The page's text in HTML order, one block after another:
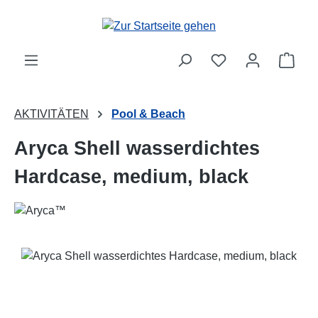
Zum Hauptinhalt springen
AKTIVITÄTEN Pool & Beach
Aryca Shell wasserdichtes
Hardcase, medium, black
Bildergalerie überspringen